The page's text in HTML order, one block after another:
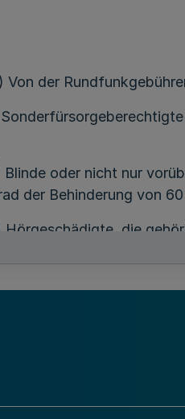
Von der
Blinde oder nicht nur
der Behinderung von
Hörgeschädigte, die
Personen, die Hilfe zur